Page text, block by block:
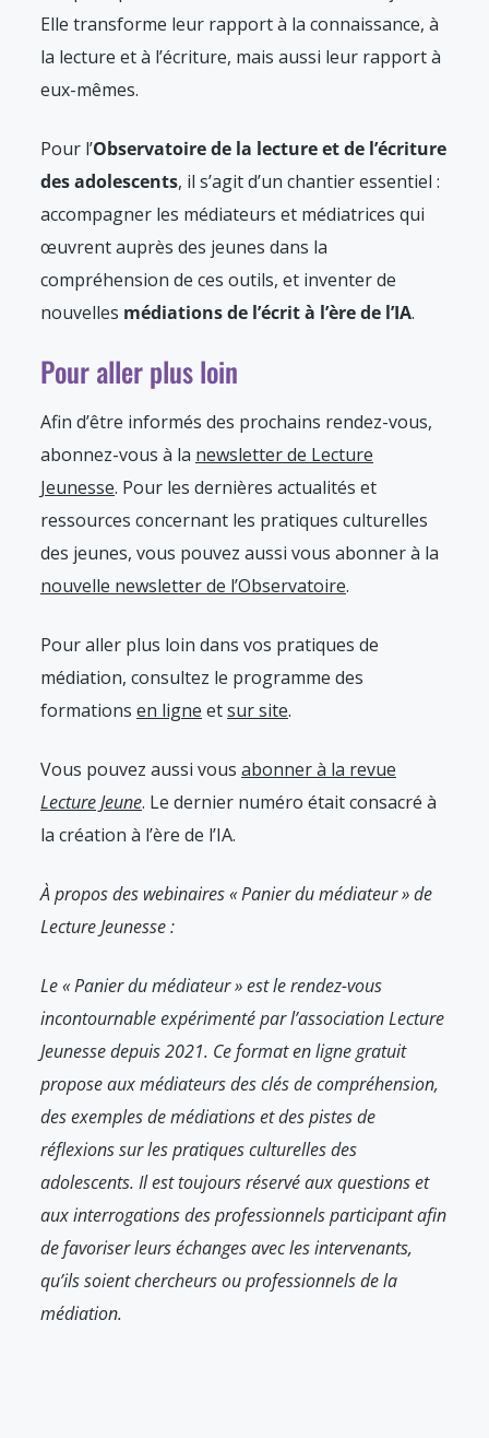
Elle transforme leur rapport à la connaissance, à
la lecture et à l’écriture, mais aussi leur rapport à
eux-mêmes.
Pour l’Observatoire de la lecture et de l’écriture
des adolescents, il s’agit d’un chantier essentiel :
accompagner les médiateurs et médiatrices qui
œuvrent auprès des jeunes dans la
compréhension de ces outils, et inventer de
nouvelles médiations de l’écrit à l’ère de l’IA.
Pour aller plus loin
Afin d’être informés des prochains rendez-vous,
abonnez-vous à la newsletter de Lecture
Jeunesse. Pour les dernières actualités et
ressources concernant les pratiques culturelles
des jeunes, vous pouvez aussi vous abonner à la
nouvelle newsletter de l’Observatoire.
Pour aller plus loin dans vos pratiques de
médiation, consultez le programme des
formations en ligne etsur site.
Vous pouvez aussi vous abonner à la revue
Lecture Jeune. Le dernier numéro était consacré à
la création à l’ère de l’IA.
À propos des webinaires « Panier du médiateur » de
Lecture Jeunesse :
Le « Panier du médiateur » est le rendez-vous
incontournable expérimenté par l’association Lecture
Jeunesse depuis 2021. Ce format en ligne gratuit
propose aux médiateurs des clés de compréhension,
des exemples de médiations et des pistes de
réflexions sur les pratiques culturelles des
adolescents. Il est toujours réservé aux questions et
aux interrogations des professionnels participant afin
de favoriser leurs échanges avec les intervenants,
qu’ils soient chercheurs ou professionnels de la
médiation.